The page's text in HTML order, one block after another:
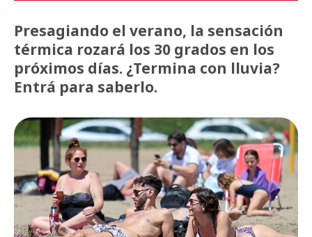
Presagiando el verano, la sensación
térmica rozará los 30 grados en los
próximos días. ¿Termina con lluvia?
Entrá para saberlo.